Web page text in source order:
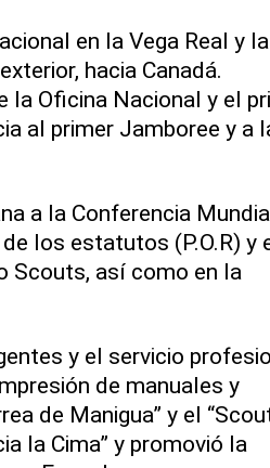
en la Vega Real y la
hacia Canadá.
la Oficina Nacional y el
al primer Jamboree y a
a la Conferencia
los estatutos (P.O.R) y
Scouts, así como en la
y el servicio
de manuales y
de Manigua” y el
la Cima” y promovió la